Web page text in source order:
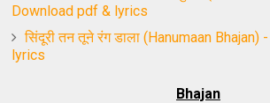
Download pdf & lyrics
सिंदूरी तन तूने रंग डाला (Hanumaan
lyrics
Bhajan